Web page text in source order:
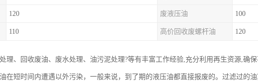
120 废液压油 100
110 高价回收废螺杆油 120
理、回收废油、废水处理、油污泥处理?等有丰富工作经验,充分利用再生资源,确
在短时间内遭遇以外污染，一般来说，到了期的液压油都直接报废的。过滤过的